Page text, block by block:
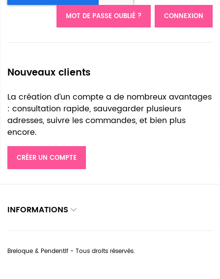
CONNEXION
MOT DE PASSE OUBLIÉ ?
Nouveaux clients
La création d’un compte a de nombreux avantages
: consultation rapide, sauvegarder plusieurs
adresses, suivre les commandes, et bien plus
encore.
CRÉER UN COMPTE
INFORMATIONS
Breloque & Pendentif - Tous droits réservés.